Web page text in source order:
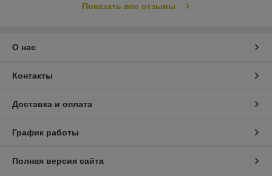
Показать все отзывы
О нас
Контакты
Доставка и оплата
График работы
Полная версия сайта